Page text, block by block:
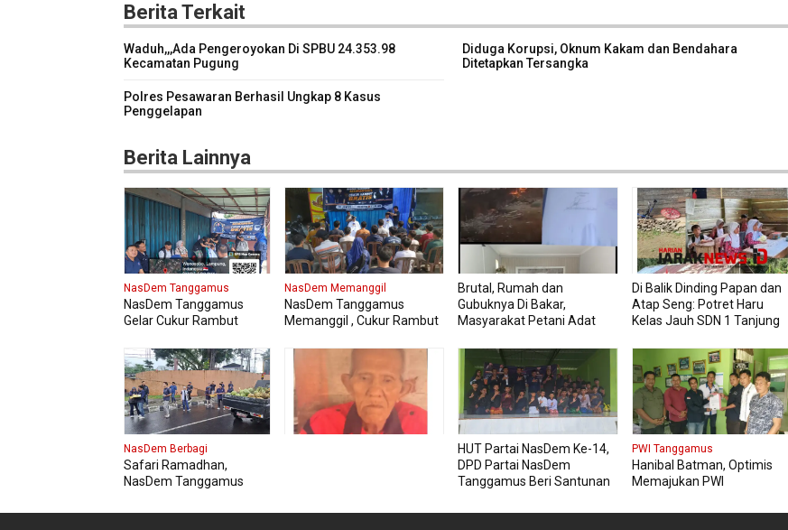
Berita Terkait
Waduh,,,Ada Pengeroyokan Di SPBU 24.353.98
Kecamatan Pugung
Diduga Korupsi, Oknum Kakam dan Bendahara
Ditetapkan Tersangka
Polres Pesawaran Berhasil Ungkap 8 Kasus
Penggelapan
Berita Lainnya
NasDem Tanggamus
NasDem Tanggamus
Gelar Cukur Rambut
NasDem Memanggil
NasDem Tanggamus
Memanggil , Cukur Rambut
Warga
Brutal, Rumah dan
Gubuknya Di Bakar,
Masyarakat Petani Adat
Di Balik Dinding Papan dan
Atap Seng: Potret Haru
Kelas Jauh SDN 1 Tanjung
NasDem Berbagi
Safari Ramadhan,
NasDem Tanggamus
Bersama , Pererat
HUT Partai NasDem Ke-14,
DPD Partai NasDem
Tanggamus Beri Santunan
PWI Tanggamus
Hanibal Batman, Optimis
Memajukan PWI